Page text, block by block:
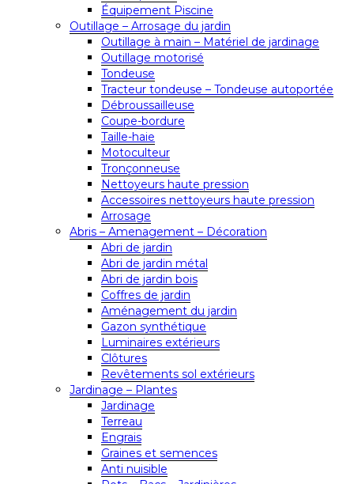
Équipement Piscine
Outillage – Arrosage du jardin
Outillage à main – Matériel de jardinage
Outillage motorisé
Tondeuse
Tracteur tondeuse – Tondeuse autoportée
Débroussailleuse
Coupe-bordure
Taille-haie
Motoculteur
Tronçonneuse
Nettoyeurs haute pression
Accessoires nettoyeurs haute pression
Arrosage
Abris – Amenagement – Décoration
Abri de jardin
Abri de jardin métal
Abri de jardin bois
Coffres de jardin
Aménagement du jardin
Gazon synthétique
Luminaires extérieurs
Clôtures
Revêtements sol extérieurs
Jardinage – Plantes
Jardinage
Terreau
Engrais
Graines et semences
Anti nuisible